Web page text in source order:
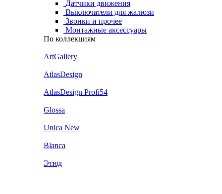
Датчики движения
Выключатели для жалюзи
Звонки и прочее
Монтажные аксессуары
По коллекциям
ArtGallery
AtlasDesign
AtlasDesign Profi54
Glossa
Unica New
Blanca
Этюд